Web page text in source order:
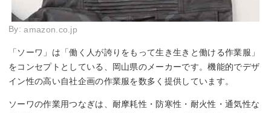
By:amazon.co.jp
「ソーワ」は「働く人が誇りをもって生き生きと働ける作業服」
をコンセプトとしている、岡山県のメーカーです。機能的でデザ
イン性の高い自社企画の作業服を数多く提供しています。
ソーワの作業用つなぎは、耐摩耗性・防寒性・耐火性・通気性な